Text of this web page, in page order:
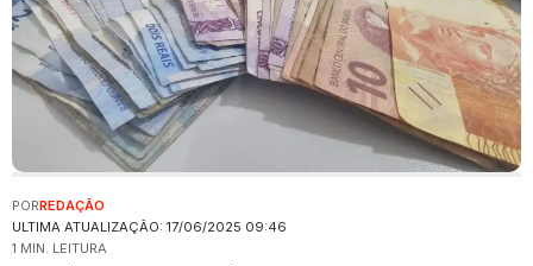
ULTIMA ATUALIZAÇÃO: 17/06/2025 09:46
PORREDAÇÃO
1 MIN. LEITURA